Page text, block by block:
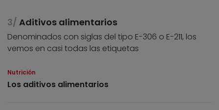
Aditivos alimentarios
Denominados con siglas del tipo E-306 o E-211, los
vemos en casi todas las etiquetas
Nutrición
Los aditivos alimentarios